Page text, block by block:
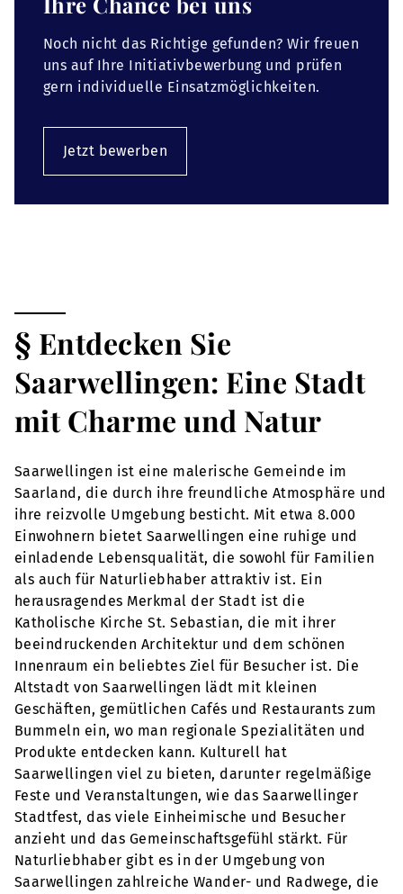
Noch nicht das Richtige gefunden? Wir freuen
uns auf Ihre Initiativbewerbung und prüfen
gern individuelle Einsatzmöglichkeiten.
Jetzt bewerben
§ Entdecken Sie
Saarwellingen: Eine Stadt
mit Charme und Natur
Saarwellingen ist eine malerische Gemeinde im
Saarland, die durch ihre freundliche Atmosphäre und
ihre reizvolle Umgebung besticht. Mit etwa 8.000
Einwohnern bietet Saarwellingen eine ruhige und
einladende Lebensqualität, die sowohl für Familien
als auch für Naturliebhaber attraktiv ist. Ein
herausragendes Merkmal der Stadt ist die
Katholische Kirche St. Sebastian, die mit ihrer
beeindruckenden Architektur und dem schönen
Innenraum ein beliebtes Ziel für Besucher ist. Die
Altstadt von Saarwellingen lädt mit kleinen
Geschäften, gemütlichen Cafés und Restaurants zum
Bummeln ein, wo man regionale Spezialitäten und
Produkte entdecken kann. Kulturell hat
Saarwellingen viel zu bieten, darunter regelmäßige
Feste und Veranstaltungen, wie das Saarwellinger
Stadtfest, das viele Einheimische und Besucher
anzieht und das Gemeinschaftsgefühl stärkt. Für
Naturliebhaber gibt es in der Umgebung von
Saarwellingen zahlreiche Wander- und Radwege, die